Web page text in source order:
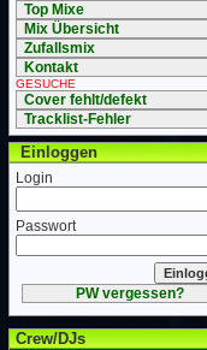
Top Mixe
Mix Übersicht
Zufallsmix
Kontakt
GESUCHE
Cover fehlt/defekt
Tracklist-Fehler
Einloggen
Login
Passwort
PW vergessen?
Crew/DJs